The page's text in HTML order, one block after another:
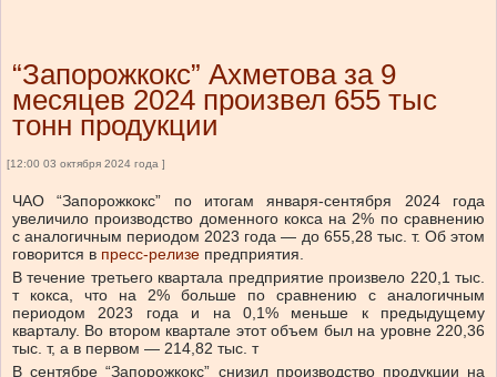
“Запорожкокс” Ахметова за 9
месяцев 2024 произвел 655 тыс
тонн продукции
[12:00 03 октября 2024 года ]
ЧАО “Запорожкокс” по итогам января-сентября 2024 года
увеличило производство доменного кокса на 2% по сравнению
с аналогичным периодом 2023 года — до 655,28 тыс. т. Об этом
говорится в пресс-релизе предприятия.
В течение третьего квартала предприятие произвело 220,1 тыс.
т кокса, что на 2% больше по сравнению с аналогичным
периодом 2023 года и на 0,1% меньше к предыдущему
кварталу. Во втором квартале этот объем был на уровне 220,36
тыс. т, а в первом — 214,82 тыс. т
В сентябре “Запорожкокс” снизил производство продукции на